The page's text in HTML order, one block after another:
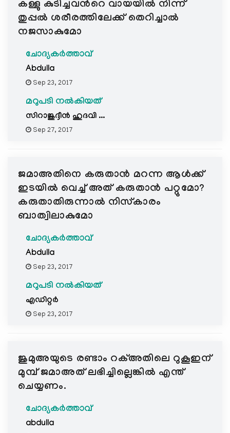
കള്ളു കുടിച്ചവന്‍റെ വായയില്‍ നിന്ന്
തുപ്പല്‍ ശരീരത്തിലേക്ക് തെറിച്ചാല്‍
നജസാകുമോ
ചോദ്യകർത്താവ്
Abdulla
Sep 23, 2017
മറുപടി നൽകിയത്
സിറാജുദ്ദീന്‍ ഹുദവി ...
Sep 27, 2017
ജമാഅതിനെ കരുതാന്‍ മറന്ന ആള്‍ക്ക്
ഇടയില്‍ വെച്ച് അത് കരുതാന്‍ പറ്റുമോ?
കരുതാതിരുന്നാല്‍ നിസ്കാരം
ബാത്വിലാകുമോ
ചോദ്യകർത്താവ്
Abdulla
Sep 23, 2017
മറുപടി നൽകിയത്
എഡിറ്റര്‍
Sep 23, 2017
ജുമുഅയുടെ രണ്ടാം റക്അതിലെ റുകൂഇന്
മുമ്പ് ജമാഅത് ലഭിച്ചില്ലെങ്കില്‍ എന്ത്
ചെയ്യണം.
ചോദ്യകർത്താവ്
abdulla